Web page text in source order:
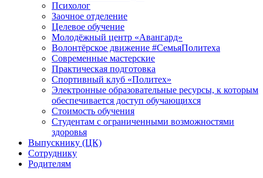
Психолог
Заочное отделение
Целевое обучение
Молодёжный центр «Авангард»
Волонтёрское движение #СемьяПолитеха
Современные мастерские
Практическая подготовка
Спортивный клуб «Политех»
Электронные образовательные ресурсы, к которым
обеспечивается доступ обучающихся
Стоимость обучения
Студентам с ограниченными возможностями
здоровья
Выпускнику (ЦК)
Сотруднику
Родителям